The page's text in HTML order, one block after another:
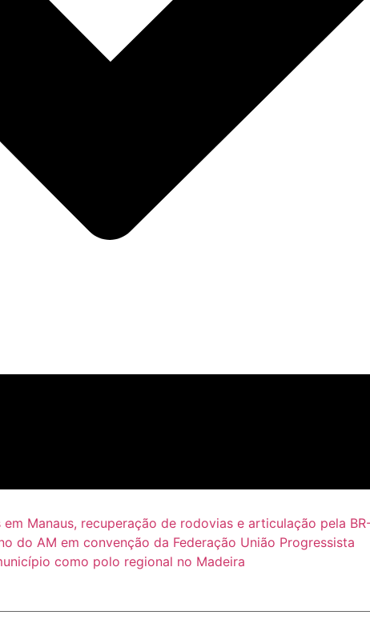
Manaus, recuperação de rodovias e articulação pela
do AM em convenção da Federação União Progressista
como polo regional no Madeira